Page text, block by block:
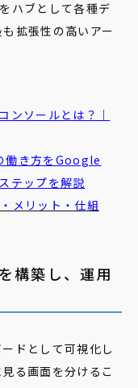
ハブとして各種デ
拡張性の高いアー
ンソールとは？｜
働き方をGoogle
テップを解説
メリット・仕組
構築し、運用
ドとして可視化し
る画面を分けるこ